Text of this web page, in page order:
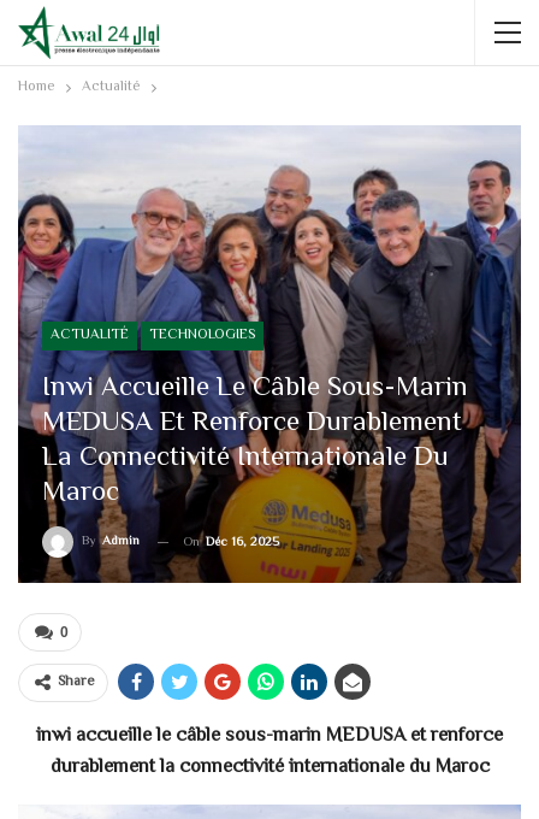
Home Actualité
ACTUALITÉ TECHNOLOGIES
Inwi Accueille Le Câble Sous-Marin
MEDUSA Et Renforce Durablement
La Connectivité Internationale Du
Maroc
ByAdmin OnDéc 16, 2025
0
Share
inwi accueille le câble sous-marin MEDUSA et renforce
durablement la connectivité internationale du Maroc